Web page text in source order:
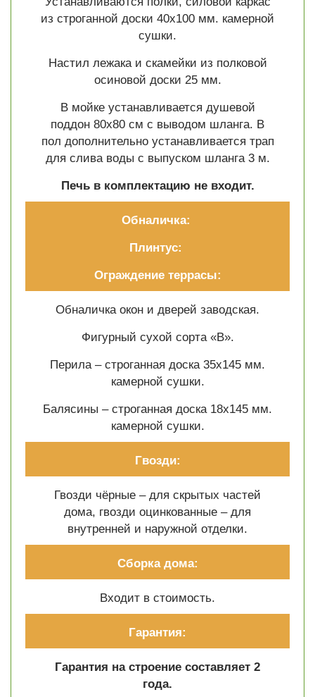
из строганной доски 40х100 мм. камерной
сушки.
Настил лежака и скамейки из полковой
осиновой доски 25 мм.
В мойке устанавливается душевой
поддон 80х80 см с выводом шланга. В
пол дополнительно устанавливается трап
для слива воды с выпуском шланга 3 м.
Печьв комплектацию не входит.
Обналичка:
Плинтус:
Ограждение террасы:
Обналичка окон и дверей заводская.
Фигурный сухой сорта «В».
Перила – строганная доска 35х145 мм.
камерной сушки.
Балясины – строганная доска 18х145 мм.
камерной сушки.
Гвозди:
Гвозди чёрные – для скрытых частей
дома, гвозди оцинкованные – для
внутренней и наружной отделки.
Сборка дома:
Входит в стоимость.
Гарантия:
Гарантия на строение составляет 2
года.